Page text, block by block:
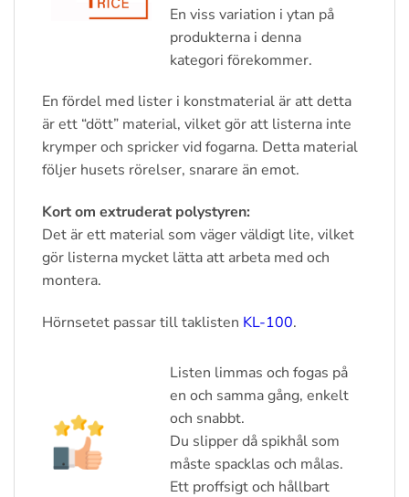
En viss variation i ytan på
produkterna i denna
kategori förekommer.
En fördel med lister i konstmaterial är att detta
är ett “dött” material, vilket gör att listerna inte
krymper och spricker vid fogarna. Detta material
följer husets rörelser, snarare än emot.
Kort om extruderat polystyren:
Det är ett material som väger väldigt lite, vilket
gör listerna mycket lätta att arbeta med och
montera.
Hörnsetet passar till taklisten KL-100.
Listen limmas och fogas på
en och samma gång, enkelt
och snabbt.
Du slipper då spikhål som
måste spacklas och målas.
Ett proffsigt och hållbart